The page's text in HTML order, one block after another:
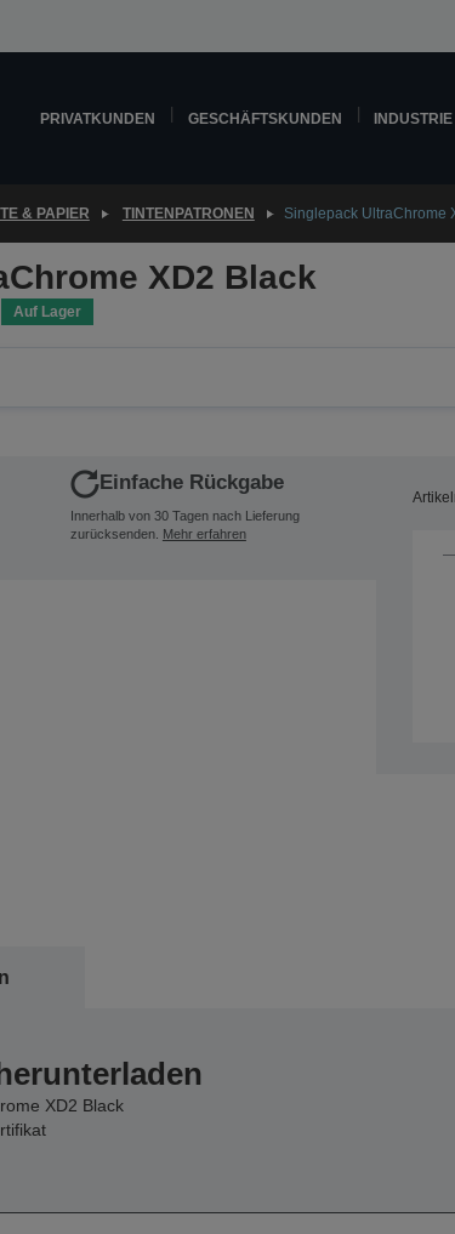
PRIVATKUNDEN GESCHÄFTSKUNDEN INDUSTRIE
& PAPIER TINTENPATRONEN Singlepack UltraChrome
XD2 Black
Auf Lager
Einfache Rückgabe
Innerhalb von 30 Tagen nach Lieferung
zurücksenden. Mehr erfahren
XD2 Black